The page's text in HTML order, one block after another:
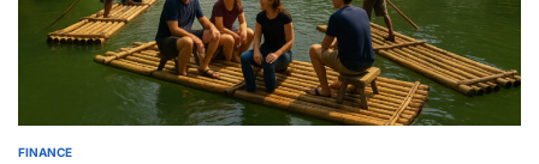
POSTED
FINANCE